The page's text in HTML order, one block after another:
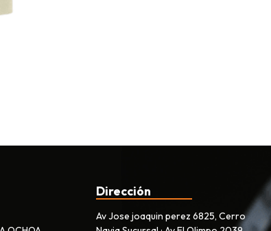
Dirección
Av Jose joaquin perez 6825, Cerro